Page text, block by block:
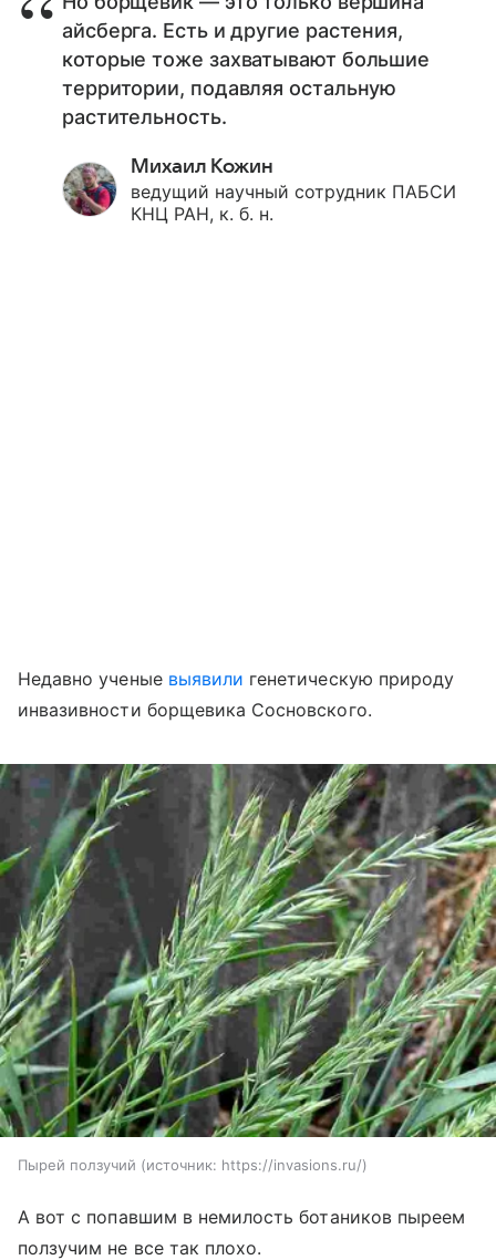
айсберга. Есть и другие растения,
которые тоже захватывают большие
территории, подавляя остальную
растительность.
Михаил Кожин
ведущий научный сотрудник ПАБСИ
КНЦ РАН, к. б. н.
Недавно ученые выявили генетическую природу
инвазивности борщевика Сосновского.
Пырей ползучий источник: https://invasions.ru/
А вот с попавшим в немилость ботаников пыреем
ползучим не все так плохо.